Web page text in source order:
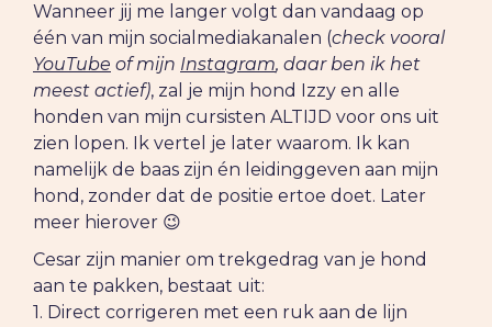
Wanneer jij me langer volgt dan vandaag op
één van mijn socialmediakanalen (check vooral
YouTube of mijn Instagram, daar ben ik het
meest actief), zal je mijn hond Izzy en alle
honden van mijn cursisten ALTIJD voor ons uit
zien lopen. Ik vertel je later waarom. Ik kan
namelijk de baas zijn én leidinggeven aan mijn
hond, zonder dat de positie ertoe doet. Later
meer hierover 😉
Cesar zijn manier om trekgedrag van je hond
aan te pakken, bestaat uit:
1. Direct corrigeren met een ruk aan de lijn